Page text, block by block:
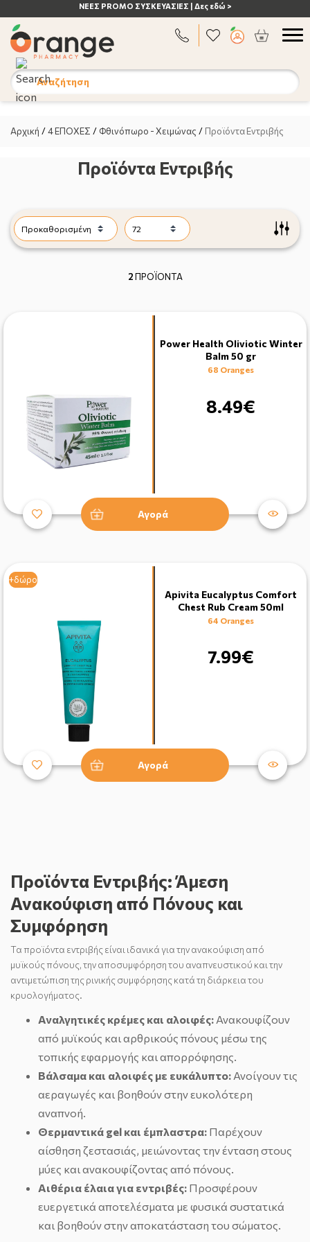
ΝΕΕΣ PROMO ΣΥΣΚΕΥΑΣΙΕΣ | Δες εδώ >
Αναζήτηση
Αρχική /4 ΕΠΟΧΕΣ / Φθινόπωρο - Χειμώνας / Προϊόντα Εντριβής
Προϊόντα Εντριβής
2ΠΡΟΪΟΝΤΑ
Power Health Oliviotic Winter
Balm 50 gr
68 Oranges
8.49€
Αγορά
+δώρο
+δώρο
Apivita Eucalyptus Comfort
Chest Rub Cream 50ml
64 Oranges
7.99€
Αγορά
Προϊόντα Εντριβής: Άμεση
Ανακούφιση από Πόνους και
Συμφόρηση
Τα προϊόντα εντριβής είναι ιδανικά για την ανακούφιση από
μυϊκούς πόνους, την αποσυμφόρηση του αναπνευστικού και την
αντιμετώπιση της ρινικής συμφόρησης κατά τη διάρκεια του
κρυολογήματος.
Αναλγητικές κρέμες και αλοιφές: Ανακουφίζουν
από μυϊκούς και αρθρικούς πόνους μέσω της
τοπικής εφαρμογής και απορρόφησης.
Βάλσαμα και αλοιφές με ευκάλυπτο: Ανοίγουν τις
αεραγωγές και βοηθούν στην ευκολότερη
αναπνοή.
Θερμαντικά gel και έμπλαστρα: Παρέχουν
αίσθηση ζεστασιάς, μειώνοντας την ένταση στους
μύες και ανακουφίζοντας από πόνους.
Αιθέρια έλαια για εντριβές: Προσφέρουν
ευεργετικά αποτελέσματα με φυσικά συστατικά
και βοηθούν στην αποκατάσταση του σώματος.